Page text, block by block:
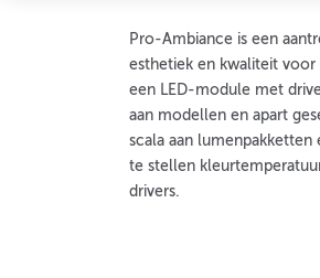
Pro-Ambiance is een
esthetiek en kwaliteit voor
een LED-module met
aan modellen en apart
scala aan lumenpakketten
te stellen
drivers.